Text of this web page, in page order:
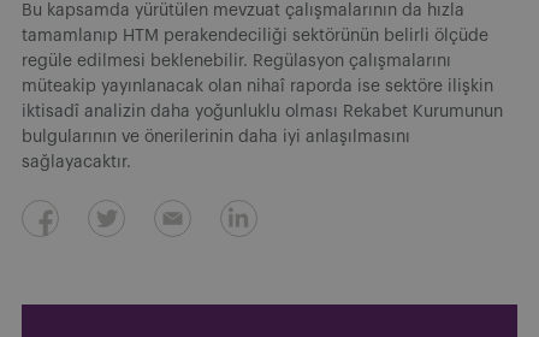
Bu kapsamda yürütülen mevzuat çalışmalarının da hızla
tamamlanıp HTM perakendeciliği sektörünün belirli ölçüde
regüle edilmesi beklenebilir. Regülasyon çalışmalarını
müteakip yayınlanacak olan nihaî raporda ise sektöre ilişkin
iktisadî analizin daha yoğunluklu olması Rekabet Kurumunun
bulgularının ve önerilerinin daha iyi anlaşılmasını
sağlayacaktır.